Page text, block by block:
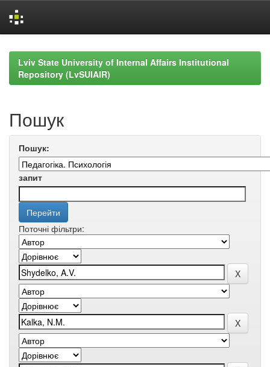
navigationLviv State University of Internal Affairs Institutional
Repository (LvSUIAIR)
Пошук
Пошук:
запит
Поточні фільтри: